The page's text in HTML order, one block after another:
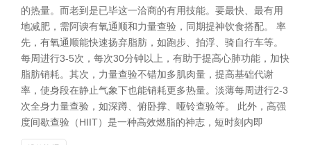
的热量。而老到是已毕这一洽商的有用技能。要最快、最有用
地减肥，需阿谀有氧通顺和力量查验，同期提神饮食搭配。 率
先，有氧通顺能快速扬弃脂肪，如跑步、拍浮、骑自行车等。
每周进行3-5次，每次30分钟以上，有助于提高心肺功能，加快
脂肪销耗。其次，力量查验不错加多肌肉量，提高基础代谢
率，使身段在静止气象下也能销耗更多热量。淡薄每周进行2-3
次全身力量查验，如深蹲、俯卧撑、哑铃查验等。 此外，高强
度间歇查验（HIIT）是一种高效燃脂的神志，短时刻内即